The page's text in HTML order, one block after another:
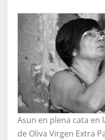
Asun en plena cata en
de Oliva Virgen Extra